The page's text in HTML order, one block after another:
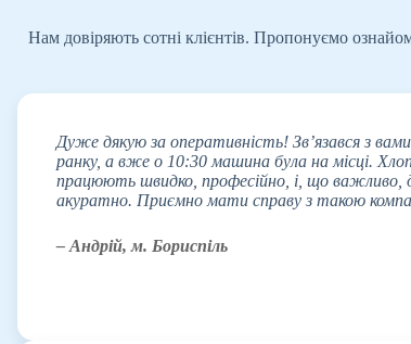
Нам довіряють сотні клієнтів. Пропонуємо
Дуже дякую за оперативність! Зв’язався з
ранку, а вже о 10:30 машина була на місці.
працюють швидко, професійно, і, що важливо,
акуратно. Приємно мати справу з такою
– Андрій, м. Бориспіль